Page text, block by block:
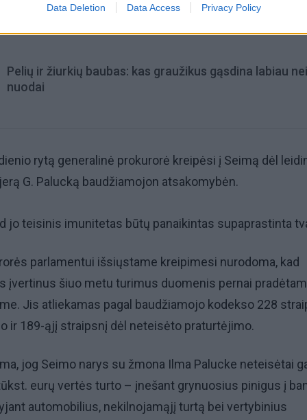
Data Deletion Data Access Privacy Policy
Mirė garsi lietuvių aktorė: „Jos vaidmenys išliks
Pelių ir žiurkių baubas: kas graužikus gąsdina labiau nei
nuodai
rytą generalinė prokurorė kreipėsi į Seimą dėl
G. Palucką baudžiamojon atsakomybėn.
jo teisinis imunitetas būtų panaikintas supaprastinta
parlamentui išsiųstame kreipimesi nurodoma, kad
įvertinus šiuo metu turimus duomenis pernai
Jis atliekamas pagal baudžiamojo kodekso 228
ir 189-ąjį straipsnį dėl neteisėto praturtėjimo.
jog Seimo narys su žmona Ilma Palucke neteisėtai
eurų vertės turto – įnešant grynuosius pinigus į
automobilius, nekilnojamąjį turtą bei vertybinius